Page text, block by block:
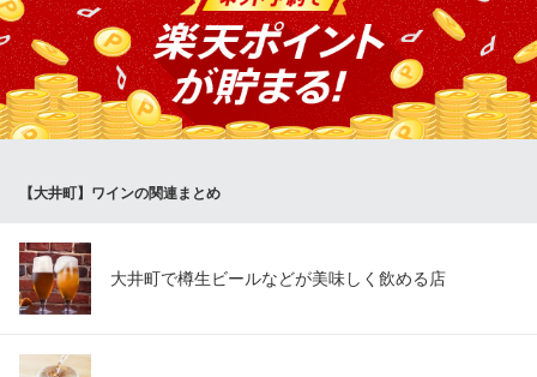
東京都品川区東大井5-14-19 ISOLA大井町2F
インドやタイの料理にぴったり合う現地ワインを豊富に取り揃え
ています。スパイシーなカレーや香り豊かなハーブ料理と合わせ
れば、ワインの新しい魅力を発見できます。フルーティーで飲み
やすいタイプから、芳醇で深みのある味わいまで幅広くラインア
ップ。料理とワインの組み合わせは大人のディナータイムにも最
適です。
アジアンリゾート SUNRISE 大崎店
ＪＲ大崎駅 徒歩8分
東京都品川区西品川1-1-1 住友不動産大崎ガーデンタワー1F
【大井町】ワインの関連まとめ
大井町で樽生ビールなどが美味しく飲める店